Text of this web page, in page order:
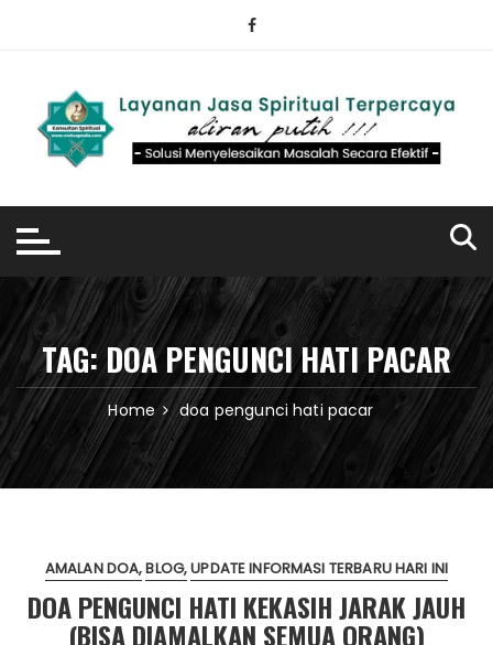
TAG: DOA PENGUNCI HATI PACAR
Home doa pengunci hati pacar
AMALAN DOA BLOG UPDATE INFORMASI TERBARU HARI INI
DOA PENGUNCI HATI KEKASIH JARAK JAUH
(BISA DIAMALKAN SEMUA ORANG)